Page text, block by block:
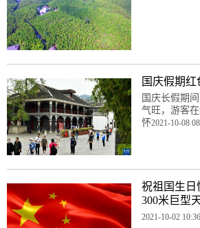
国庆假期
国庆长假期
气旺，游客
怀2021-10-08
祝祖国生日
300米巨型
2021-10-02 10:36